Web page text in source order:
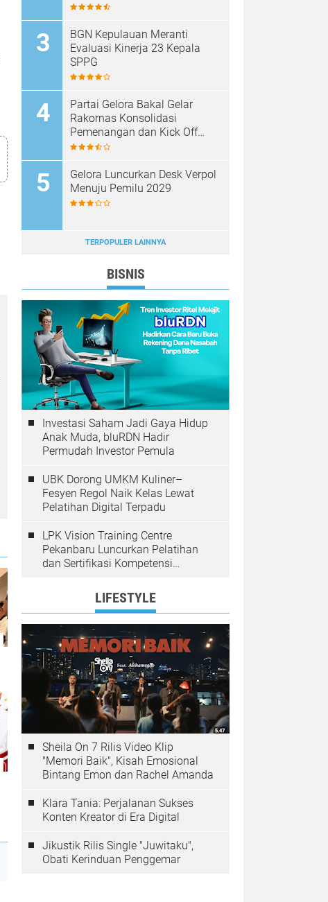
BGN Kepulauan Meranti
Evaluasi Kinerja 23 Kepala
SPPG
Partai Gelora Bakal Gelar
Rakornas Konsolidasi
Pemenangan dan Kick Off
Pencalegan
Gelora Luncurkan Desk Verpol
Menuju Pemilu 2029
TERPOPULER LAINNYA
BISNIS
Investasi Saham Jadi Gaya Hidup
Anak Muda, bluRDN Hadir
Permudah Investor Pemula
UBK Dorong UMKM Kuliner–
Fesyen Regol Naik Kelas Lewat
Pelatihan Digital Terpadu
LPK Vision Training Centre
Pekanbaru Luncurkan Pelatihan
dan Sertifikasi Kompetensi
LIFESTYLE
Sheila On 7 Rilis Video Klip
"Memori Baik", Kisah Emosional
Bintang Emon dan Rachel Amanda
Klara Tania: Perjalanan Sukses
Konten Kreator di Era Digital
Jikustik Rilis Single "Juwitaku",
Obati Kerinduan Penggemar